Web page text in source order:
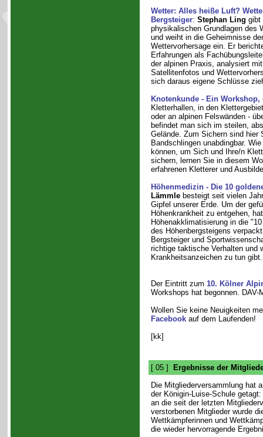
Wetter: Alles heiße Luft?
Bergsteiger: Stephan Ling gibt
physikalischen Grundlagen des
und weiht in die Geheimnisse
Wettervorhersage ein. Er
Erfahrungen als
der alpinen Praxis, analysiert
Satellitenfotos und
sich daraus eigene Schlüsse
Knotenkunde - Ein Workshop,
Kletterhallen, in den
oder an alpinen Felswänden -
befindet man sich im steilen,
Gelände. Zum Sichern sind hier
Bandschlingen unabdingbar.
können, um Sich und Ihre/n
sichern, lernen Sie in diesem
erfahrenen Kletterer und
Höhenmedizin - Die 10
Lämmlebesteigt seit vielen
Gipfel unserer Erde. Um der
Höhenkrankheit zu entgehen,
Höhenakklimatisierung in die
des Höhenbergsteigens
Bergsteiger und
richtige taktische Verhalten und
Krankheitsanzeichen zu tun gibt.
Der Eintritt zum 10. Kölner
Workshops hat begonnen.
Wollen Sie keine Neuigkeiten
Facebookauf dem Laufenden!
[kk]
[ 05 ]
Ergebnisse der
Die Mitgliederversammlung hat
der Königin-Luise-Schule
an die seit der letzten
verstorbenen Mitglieder wurde
Wettkämpferinnen und
die wieder hervorragende